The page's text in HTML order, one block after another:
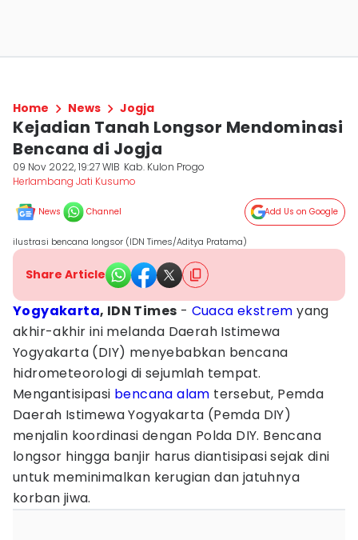
Home News Jogja
Kejadian Tanah Longsor Mendominasi
Bencana di Jogja
09 Nov 2022, 19:27 WIB Kab. Kulon Progo
Herlambang Jati Kusumo
News Channel Add Us on Google
ilustrasi bencana longsor (IDN Times/Aditya Pratama)
Share Article
Yogyakarta, IDN Times - Cuaca ekstrem yang
akhir-akhir ini melanda Daerah Istimewa
Yogyakarta (DIY) menyebabkan bencana
hidrometeorologi di sejumlah tempat.
Mengantisipasi bencana alam tersebut, Pemda
Daerah Istimewa Yogyakarta (Pemda DIY)
menjalin koordinasi dengan Polda DIY. Bencana
longsor hingga banjir harus diantisipasi sejak dini
untuk meminimalkan kerugian dan jatuhnya
korban jiwa.